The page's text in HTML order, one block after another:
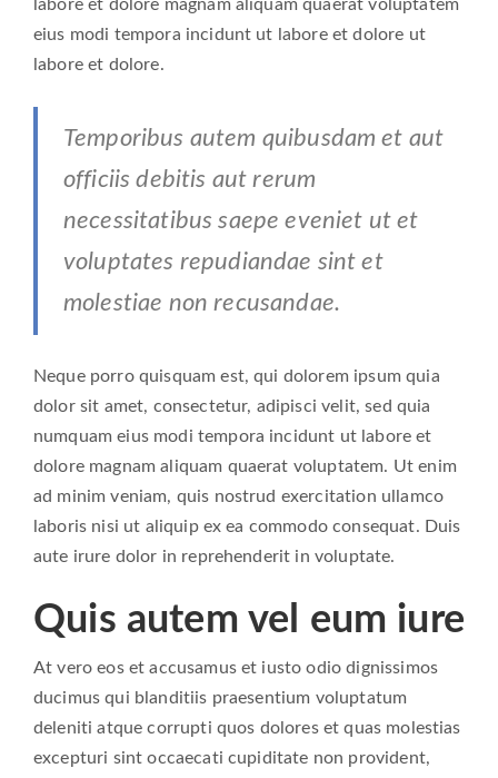
labore et dolore magnam aliquam quaerat voluptatem
eius modi tempora incidunt ut labore et dolore ut
labore et dolore.
Temporibus autem quibusdam et aut
officiis debitis aut rerum
necessitatibus saepe eveniet ut et
voluptates repudiandae sint et
molestiae non recusandae.
Neque porro quisquam est, qui dolorem ipsum quia
dolor sit amet, consectetur, adipisci velit, sed quia
numquam eius modi tempora incidunt ut labore et
dolore magnam aliquam quaerat voluptatem. Ut enim
ad minim veniam, quis nostrud exercitation ullamco
laboris nisi ut aliquip ex ea commodo consequat. Duis
aute irure dolor in reprehenderit in voluptate.
Quis autem vel eum iure
At vero eos et accusamus et iusto odio dignissimos
ducimus qui blanditiis praesentium voluptatum
deleniti atque corrupti quos dolores et quas molestias
excepturi sint occaecati cupiditate non provident,